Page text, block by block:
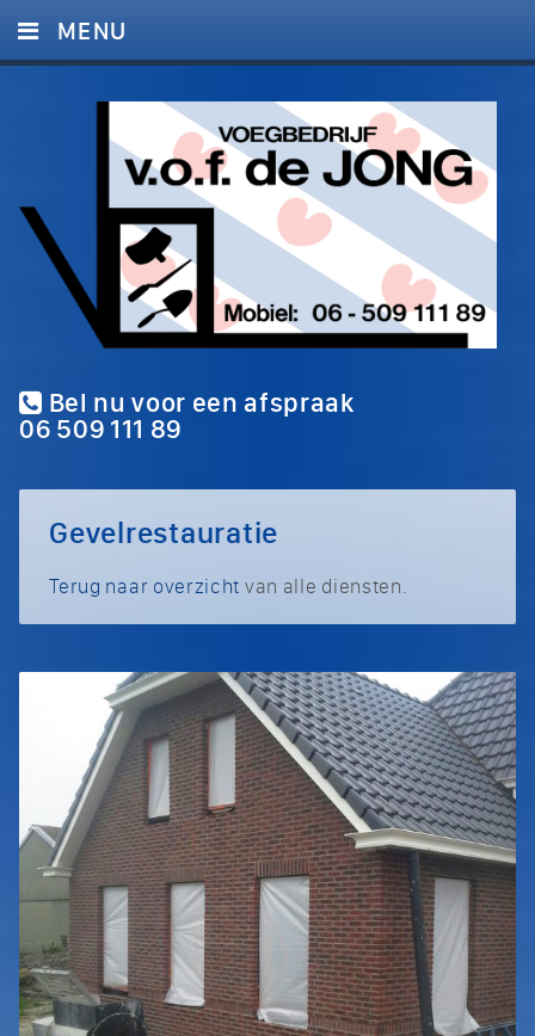
Bel nu voor een afspraak
06 509 111 89
MENU
DIENSTEN
CONTACT
Gevelrestauratie
Terug naar overzicht van alle diensten.